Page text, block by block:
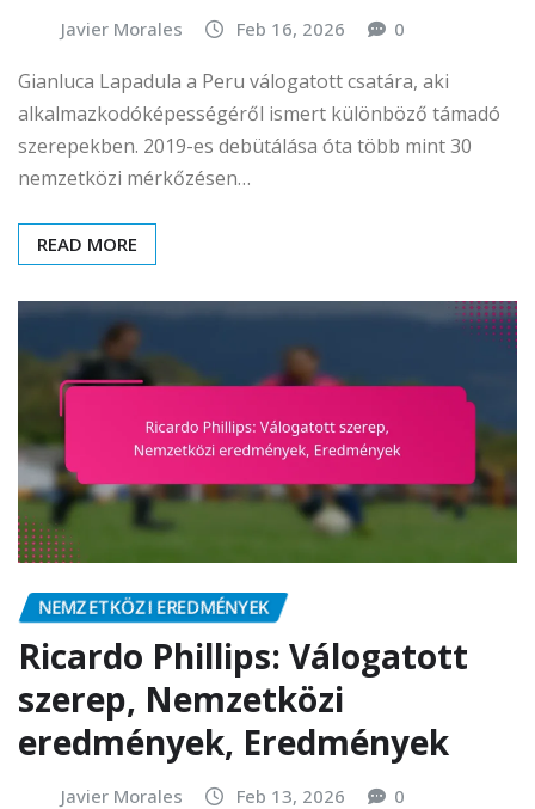
Javier Morales Feb 16, 2026 0
Gianluca Lapadula a Peru válogatott csatára, aki
alkalmazkodóképességéről ismert különböző támadó
szerepekben. 2019-es debütálása óta több mint 30
nemzetközi mérkőzésen…
READ MORE
NEMZETKÖZI EREDMÉNYEK
Ricardo Phillips: Válogatott
szerep, Nemzetközi
eredmények, Eredmények
Javier Morales Feb 13, 2026 0